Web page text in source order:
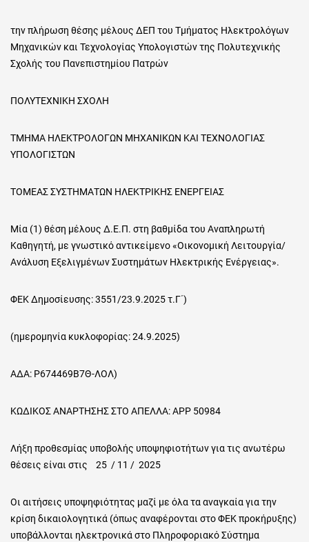
την πλήρωση θέσης μέλους ΔΕΠ του Τμήματος Ηλεκτρολόγων
Μηχανικών και Τεχνολογίας Υπολογιστών της Πολυτεχνικής
Σχολής του Πανεπιστημίου Πατρών
ΠΟΛΥΤΕΧΝΙΚΗ ΣΧΟΛΗ
ΤΜΗΜΑ ΗΛΕΚΤΡΟΛΟΓΩΝ ΜΗΧΑΝΙΚΩΝ ΚΑΙ ΤΕΧΝΟΛΟΓΙΑΣ
ΥΠΟΛΟΓΙΣΤΩΝ
ΤΟΜΕΑΣ ΣΥΣΤΗΜΑΤΩΝ ΗΛΕΚΤΡΙΚΗΣ ΕΝΕΡΓΕΙΑΣ
Μία (1) θέση μέλους Δ.Ε.Π. στη βαθμίδα του Αναπληρωτή
Καθηγητή, με γνωστικό αντικείμενο «Οικονομική Λειτουργία/
Ανάλυση Εξελιγμένων Συστημάτων Ηλεκτρικής Ενέργειας».
ΦΕΚ Δημοσίευσης: 3551/23.9.2025 τ.Γ΄)
(ημερομηνία κυκλοφορίας: 24.9.2025)
ΑΔΑ: Ρ674469Β7Θ-ΛΟΛ)
ΚΩΔΙΚΟΣ ΑΝΑΡΤΗΣΗΣ ΣΤΟ ΑΠΕΛΛΑ: ΑΡΡ 50984
Λήξη προθεσμίας υποβολής υποψηφιοτήτων για τις ανωτέρω
θέσεις είναι στις 25 / 11 / 2025
Οι αιτήσεις υποψηφιότητας μαζί με όλα τα αναγκαία για την
κρίση δικαιολογητικά (όπως αναφέρονται στο ΦΕΚ προκήρυξης)
υποβάλλονται ηλεκτρονικά στο Πληροφοριακό Σύστημα